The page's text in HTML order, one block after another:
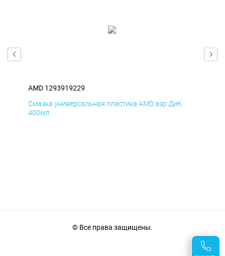
AMD 1293919229
Смазка универсальная пластика AMD аэр ДиК
400мл
© Все права защищены.